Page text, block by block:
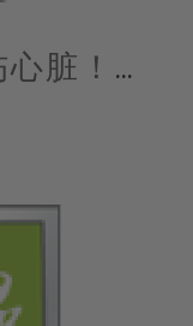
脏！拍
神奇的